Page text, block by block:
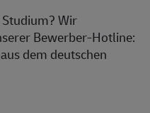
Wir
Bewerber-Hotline:
dem deutschen